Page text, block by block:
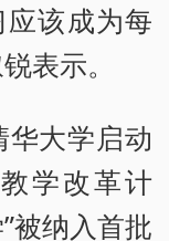
该成为每
表示。
大学启动
学改革计
被纳入首批